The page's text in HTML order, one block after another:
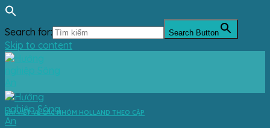
Search for: Search Button
Skip to content
BÀI VIẾT VỀ CÁC NHÓM HOLLAND THEO CẶP